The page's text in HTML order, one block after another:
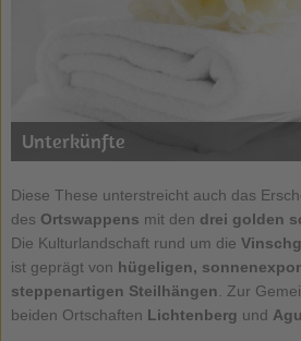
Unterkünfte
Diese These unterstreicht auch das
des Ortswappens mit den drei golden
Die Kulturlandschaft rund um die
ist geprägt von hügeligen,
steppenartigen Steilhängen. Zur
beiden Ortschaften Lichtenberg und